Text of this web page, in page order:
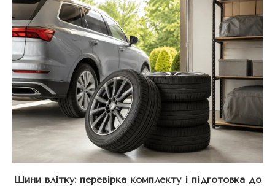
Шини влітку: перевірка комплекту і підготовка до